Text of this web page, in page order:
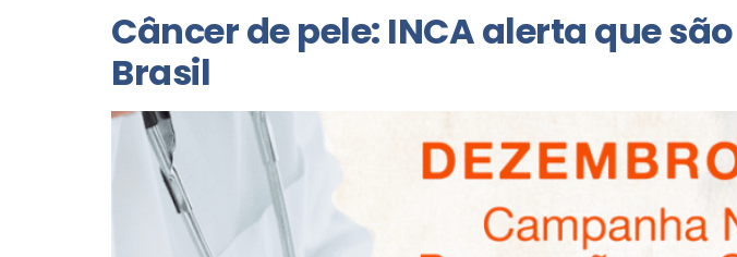
Câncer de pele: INCA alerta que
Brasil